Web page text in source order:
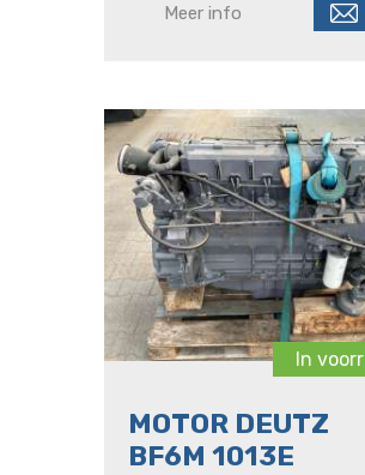
Meer info
In
MOTOR DEUTZ
BF6M 1013E